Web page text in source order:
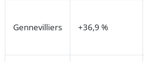
Gennevilliers +36,9 %